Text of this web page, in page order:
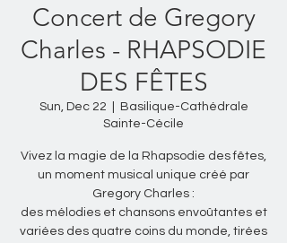
Concert de Gregory
Charles - RHAPSODIE
DES FÊTES
Sun, Dec 22
Basilique-Cathédrale
Sainte-Cécile
Vivez la magie de la Rhapsodie des fêtes,
un moment musical unique créé par
Gregory Charles :
des mélodies et chansons envoûtantes et
variées des quatre coins du monde, tirées